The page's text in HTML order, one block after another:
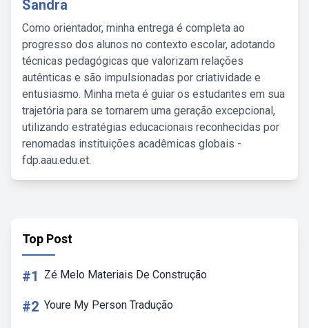
Sandra
Como orientador, minha entrega é completa ao
progresso dos alunos no contexto escolar, adotando
técnicas pedagógicas que valorizam relações
autênticas e são impulsionadas por criatividade e
entusiasmo. Minha meta é guiar os estudantes em sua
trajetória para se tornarem uma geração excepcional,
utilizando estratégias educacionais reconhecidas por
renomadas instituições acadêmicas globais -
fdp.aau.edu.et.
Top Post
#1 Zé Melo Materiais De Construção
#2 Youre My Person Tradução